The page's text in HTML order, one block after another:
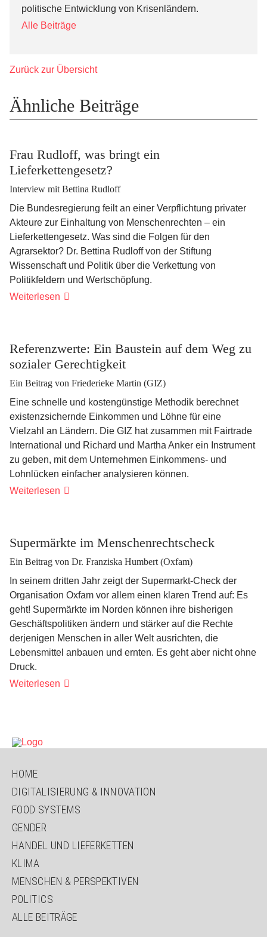
politische Entwicklung von Krisenländern.
Alle Beiträge
Zurück zur Übersicht
Ähnliche Beiträge
Frau Rudloff, was bringt ein
Lieferkettengesetz?
Interview mit Bettina Rudloff
Die Bundesregierung feilt an einer Verpflichtung privater
Akteure zur Einhaltung von Menschenrechten – ein
Lieferkettengesetz. Was sind die Folgen für den
Agrarsektor? Dr. Bettina Rudloff von der Stiftung
Wissenschaft und Politik über die Verkettung von
Politikfeldern und Wertschöpfung.
Weiterlesen Frau
Lieferkettengesetz?
Referenzwerte: Ein Baustein auf dem Weg zu
sozialer Gerechtigkeit
Ein Beitrag von Friederieke Martin (GIZ)
Eine schnelle und kostengünstige Methodik berechnet
existenzsichernde Einkommen und Löhne für eine
Vielzahl an Ländern. Die GIZ hat zusammen mit Fairtrade
International und Richard und Martha Anker ein Instrument
zu geben, mit dem Unternehmen Einkommens- und
Lohnlücken einfacher analysieren können.
Weiterlesen Referenzwerte:
Weg
zu
sozialer
Gerechtigkeit
Supermärkte im Menschenrechtscheck
Ein Beitrag von Dr. Franziska Humbert (Oxfam)
In seinem dritten Jahr zeigt der Supermarkt-Check der
Organisation Oxfam vor allem einen klaren Trend auf: Es
geht! Supermärkte im Norden können ihre bisherigen
Geschäftspolitiken ändern und stärker auf die Rechte
derjenigen Menschen in aller Welt ausrichten, die
Lebensmittel anbauen und ernten. Es geht aber nicht ohne
Druck.
Weiterlesen Supermärkte
NAVIGATION
ÜBERSPRINGEN
HOME
DIGITALISIERUNG & INNOVATION
FOOD SYSTEMS
GENDER
HANDEL UND LIEFERKETTEN
KLIMA
MENSCHEN & PERSPEKTIVEN
POLITICS
ALLE BEITRÄGE